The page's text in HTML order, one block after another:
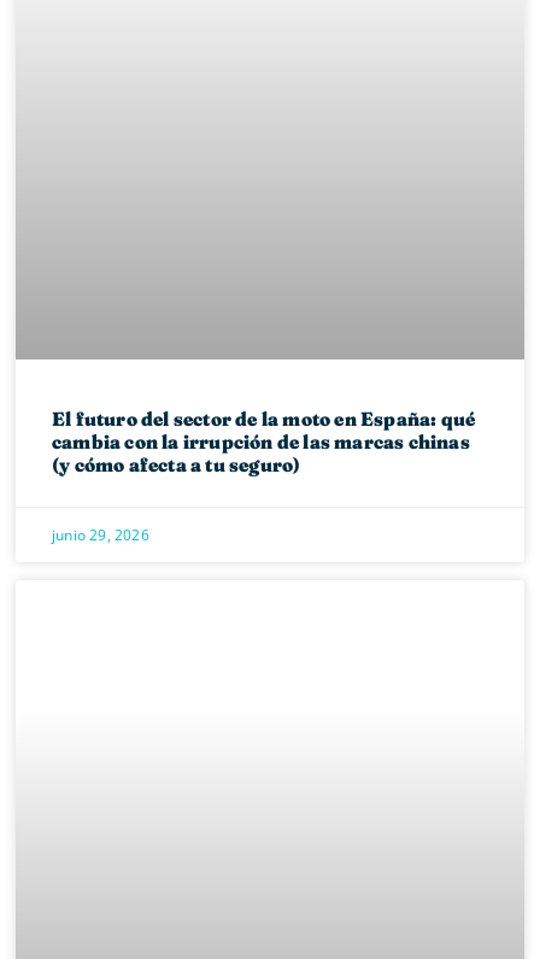
El futuro del sector de la moto en España: qué
cambia con la irrupción de las marcas chinas
(y cómo afecta a tu seguro)
junio 29, 2026